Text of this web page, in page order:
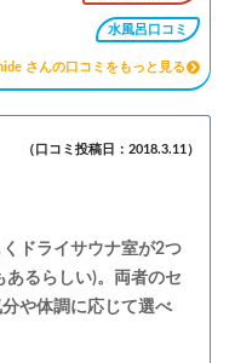
水風呂口コミ
さんの口コミをもっと見る
（口コミ投稿日：2018.3.11）
ドライサウナ室が2つ
るらしい)。両者のセ
や体調に応じて選べ